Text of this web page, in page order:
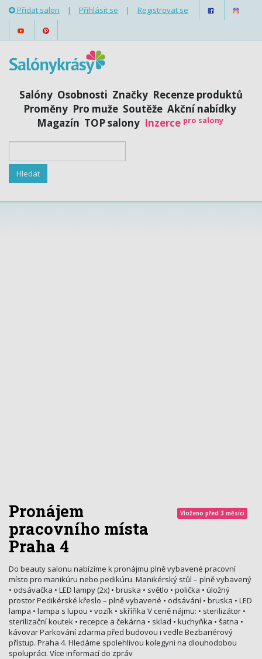
Přidat salon | Přihlásit se | Registrovat se
Salóny Osobnosti Značky Recenze produktů
Proměny Pro muže Soutěže Akční nabídky
Magazín TOP salony Inzerce pro salony
Pronájem
pracovního místa
Praha 4
Vloženo před 3 měsíci
Do beauty salonu nabízíme k pronájmu plně vybavené pracovní
místo pro manikúru nebo pedikúru. Manikérský stůl – plně vybavený
• odsávačka • LED lampy (2x) • bruska • světlo • polička • úložný
prostor Pedikérské křeslo – plně vybavené • odsávání • bruska • LED
lampa • lampa s lupou • vozík • skříňka V ceně nájmu: • sterilizátor •
sterilizační koutek • recepce a čekárna • sklad • kuchyňka • šatna •
kávovar Parkování zdarma před budovou i vedle Bezbariérový
přístup. Praha 4. Hledáme spolehlivou kolegyni na dlouhodobou
spolupráci. Více informací do zpráv